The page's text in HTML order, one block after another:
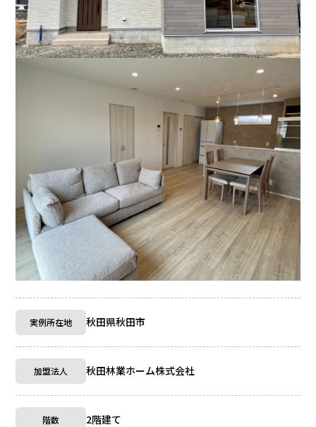
実例所在地 秋田県秋田市
加盟法人 秋田林業ホーム株式会社
階数 2階建て